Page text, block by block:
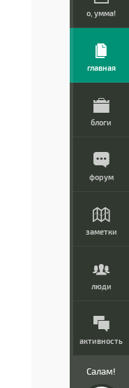
о, умма!
главная
блоги
форум
заметки
люди
активность
Салам!